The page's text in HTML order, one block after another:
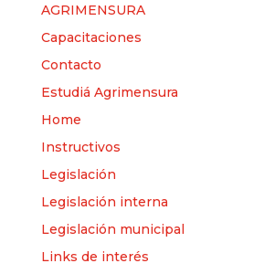
AGRIMENSURA
Capacitaciones
Contacto
Estudiá Agrimensura
Home
Instructivos
Legislación
Legislación interna
Legislación municipal
Links de interés